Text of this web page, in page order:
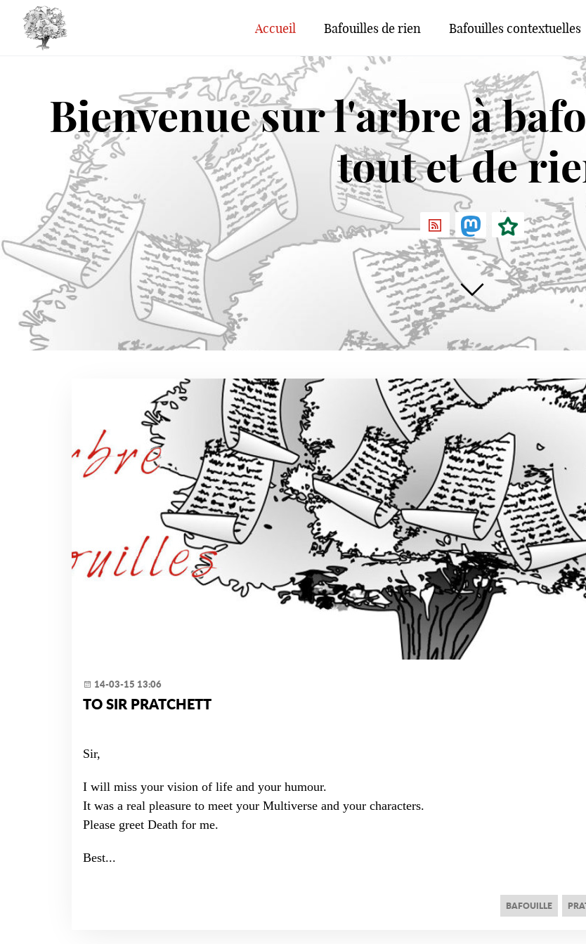
Accueil Bafouilles de rien Bafouilles contextuelles
Bienvenue sur l'arbre à
tout et de
14-03-15 13:06
TO SIR PRATCHETT
Sir,
I will miss your vision of life and your humour.
It was a real pleasure to meet your Multiverse and your characters.
Please greet Death for me.
Best...
BAFOUILLE